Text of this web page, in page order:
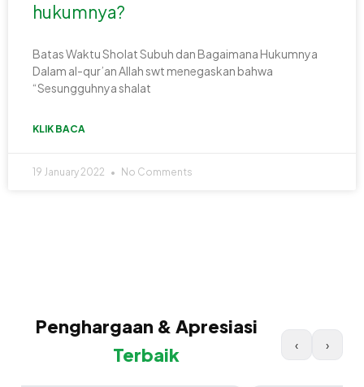
hukumnya?
Batas Waktu Sholat Subuh dan Bagaimana Hukumnya
Dalam al-qur’an Allah swt menegaskan bahwa
“Sesungguhnya shalat
KLIK BACA
19 January 2022 No Comments
Penghargaan & Apresiasi
Terbaik
‹ ›